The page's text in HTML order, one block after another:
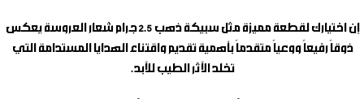
إن اختيارك لقطعة مميزة مثل سبيكة ذهب 2.5 جرام شعار العروسة
يعكس
ذوقاً رفيعاً ووعياً متقدماً بأهمية تقديم واقتناء الهدايا المستدامة التي
تخلد الأثر الطيب للأبد.